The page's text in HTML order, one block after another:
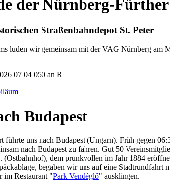
der Nürnberg-
Straßenbahndepot St. Peter
luden wir gemeinsam mit der VAG Nürnberg am
Budapest
führte uns nach Budapest (Ungarn). Früh gegen
nach Budapest zu fahren. Gut 50
dem prunkvollen im Jahr 1884
begaben wir uns auf eine Stadtrundfahrt
im Restaurant "Park Vendéglő" ausklingen.